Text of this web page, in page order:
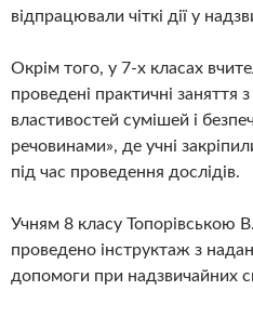
відпрацювали чіткі дії у
Окрім того, у 7-х класах
проведені практичні заняття з
властивостей сумішей і
речовинами», де учні
під час проведення дослідів.
Учням 8 класу Топорівською
проведено інструктаж з
допомоги при надзвичайних